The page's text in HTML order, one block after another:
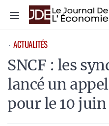
Menu
⋅ ACTUALITÉS
SNCF : les
lancé un
pour le 10